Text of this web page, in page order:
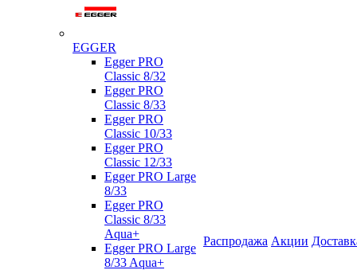
EGGER
Egger PRO
Classic 8/32
Egger PRO
Classic 8/33
Egger PRO
Classic 10/33
Egger PRO
Classic 12/33
Egger PRO Large
8/33
Egger PRO
Classic 8/33
Aqua+
Egger PRO Large
8/33 Aqua+
Распродажа Акции